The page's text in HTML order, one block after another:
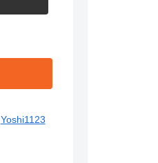
Yoshi1123